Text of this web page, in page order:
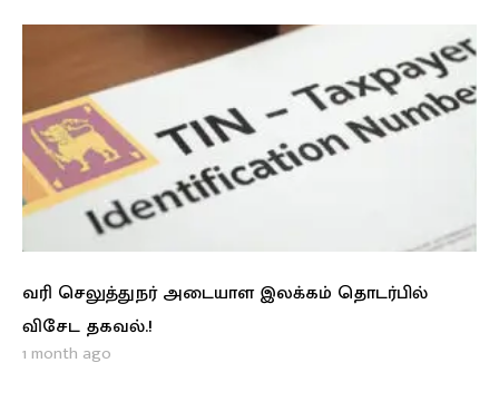
வரி செலுத்துநர் அடையாள இலக்கம் தொடர்பில்
விசேட தகவல்.!
1 month ago